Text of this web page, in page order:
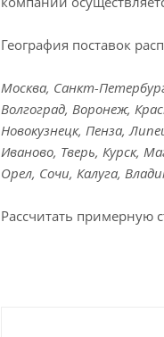
География поставок
Москва, Санкт-
Волгоград, Воронеж,
Новокузнецк, Пенза,
Иваново, Тверь, Курск,
Орел, Сочи, Калуга,
Рассчитать примерную